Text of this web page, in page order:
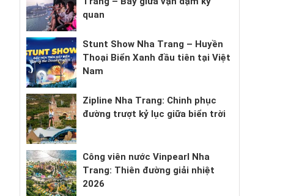
quan
Stunt Show Nha Trang – Huyền
Thoại Biển Xanh đầu tiên tại Việt
Nam
Zipline Nha Trang: Chinh phục
đường trượt kỷ lục giữa biển trời
Công viên nước Vinpearl Nha
Trang: Thiên đường giải nhiệt
2026